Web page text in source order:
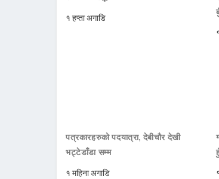
१ हप्ता अगाडि
पत्रकारहरुको पदयात्रा, देबीचौर देखी
भट्टेडाँडा सम्म
१ महिना अगाडि